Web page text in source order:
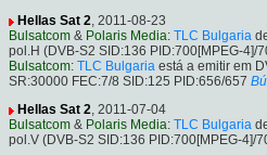
Hellas Sat 2, 2011-08-23
Bulsatcom & Polaris Media: TLC Bulgaria
pol.H (DVB-S2 SID:136 PID:700[MPEG-4]/
Bulsatcom: TLC Bulgaria está a emitir em
SR:30000 FEC:7/8 SID:125 PID:656/657
Hellas Sat 2, 2011-07-04
Bulsatcom & Polaris Media: TLC Bulgaria
pol.V (DVB-S2 SID:136 PID:700[MPEG-4]/